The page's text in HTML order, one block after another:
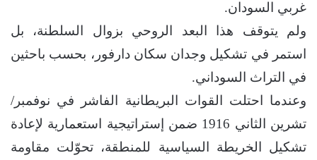
غربي السودان.
ولم يتوقف هذا البعد الروحي بزوال السلطنة، بل
استمر في تشكيل وجدان سكان دارفور، بحسب باحثين
في التراث السوداني.
وعندما احتلت القوات البريطانية الفاشر في نوفمبر/
تشرين الثاني 1916 ضمن إستراتيجية استعمارية لإعادة
تشكيل الخريطة السياسية للمنطقة، تحوّلت مقاومة